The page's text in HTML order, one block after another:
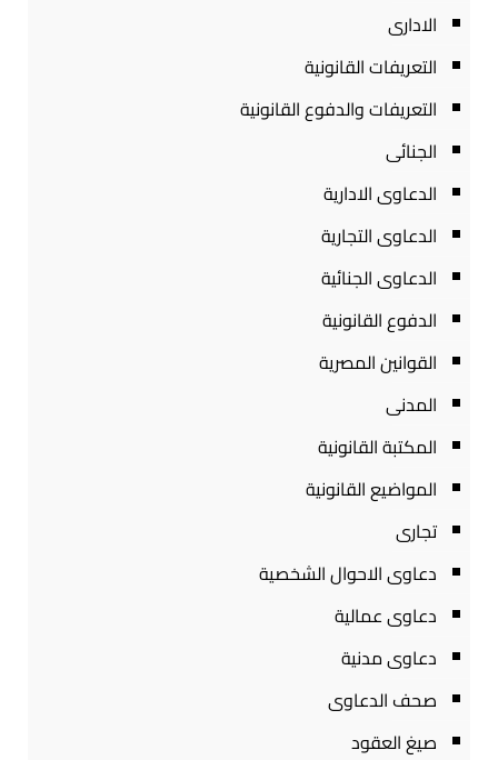
الادارى
التعريفات القانونية
التعريفات والدفوع القانونية
الجنائى
الدعاوى الادارية
الدعاوى التجارية
الدعاوى الجنائية
الدفوع القانونية
القوانين المصرية
المدنى
المكتبة القانونية
المواضيع القانونية
تجارى
دعاوى الاحوال الشخصية
دعاوى عمالية
دعاوى مدنية
صحف الدعاوى
صيغ العقود